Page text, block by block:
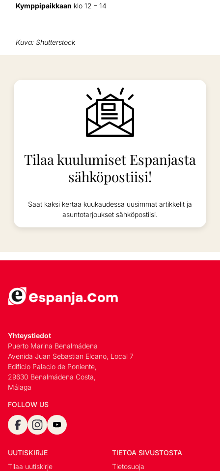
Kymppipaikkaan klo 12 – 14
Kuva: Shutterstock
Tilaa kuulumiset Espanjasta
sähköpostiisi!
Saat kaksi kertaa kuukaudessa uusimmat artikkelit ja
asuntotarjoukset sähköpostiisi.
Yhteystiedot
Puerto Marina Benalmádena
Avenida Juan Sebastian Elcano, Local 7
Edificio Palacio de Poniente,
29630 Benalmádena Costa,
Málaga
FOLLOW US
UUTISKIRJE
Tilaa uutiskirje
TIETOA SIVUSTOSTA
Tietosuoja